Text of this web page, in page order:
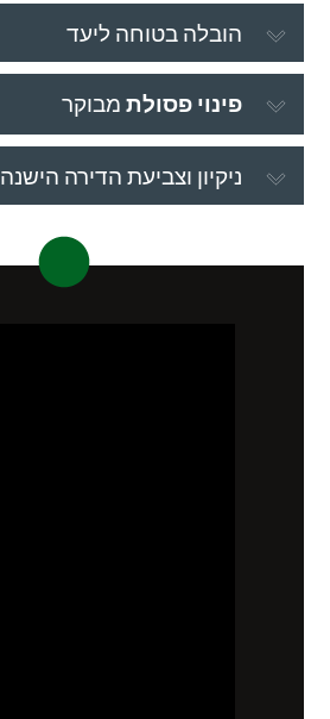
הובלה בטוחה ליעד
פינוי פסולת מבוקר
ניקיון וצביעת הדירה הישנה